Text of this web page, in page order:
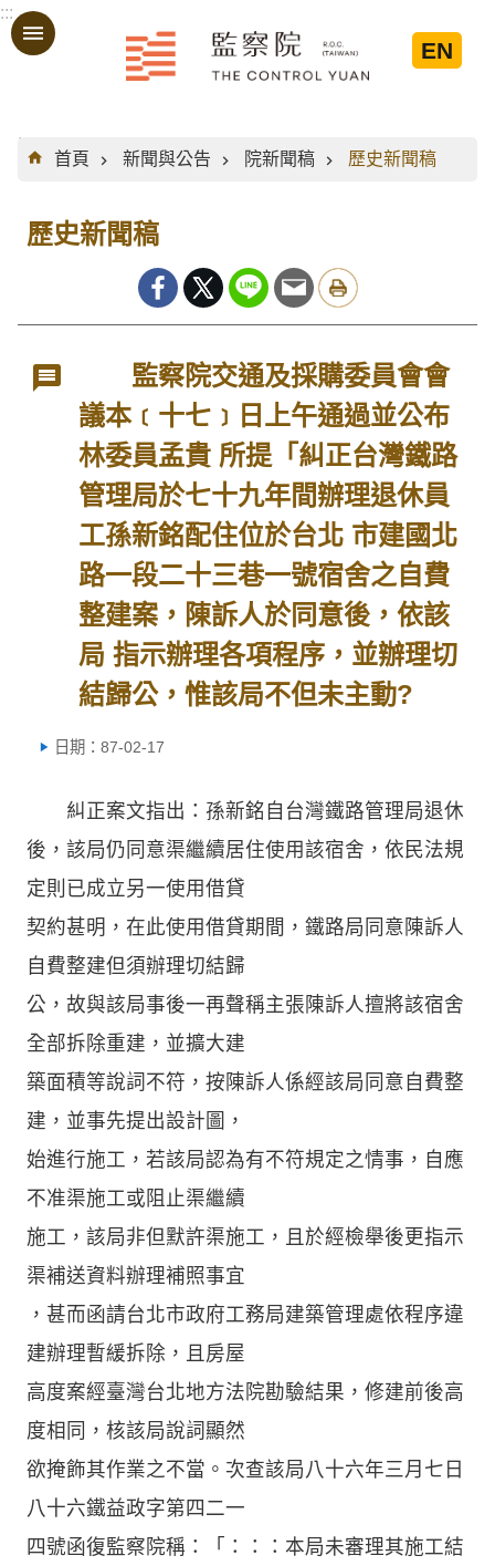
跳到主要內容區塊
:::
EN
:::
首頁
新聞與公告 院新聞稿 歷史新聞稿
歷史新聞稿
監察院交通及採購委員會會
議本﹝十七﹞日上午通過並公布
林委員孟貴 所提「糾正台灣鐵路
管理局於七十九年間辦理退休員
工孫新銘配住位於台北 市建國北
路一段二十三巷一號宿舍之自費
整建案，陳訴人於同意後，依該
局 指示辦理各項程序，並辦理切
結歸公，惟該局不但未主動?
日期：87-02-17
糾正案文指出：孫新銘自台灣鐵路管理局退休
後，該局仍同意渠繼續居住使用該宿舍，依民法規
定則已成立另一使用借貸
契約甚明，在此使用借貸期間，鐵路局同意陳訴人
自費整建但須辦理切結歸
公，故與該局事後一再聲稱主張陳訴人擅將該宿舍
全部拆除重建，並擴大建
築面積等說詞不符，按陳訴人係經該局同意自費整
建，並事先提出設計圖，
始進行施工，若該局認為有不符規定之情事，自應
不准渠施工或阻止渠繼續
施工，該局非但默許渠施工，且於經檢舉後更指示
渠補送資料辦理補照事宜
，甚而函請台北市政府工務局建築管理處依程序違
建辦理暫緩拆除，且房屋
高度案經臺灣台北地方法院勘驗結果，修建前後高
度相同，核該局說詞顯然
欲掩飾其作業之不當。次查該局八十六年三月七日
八十六鐵益政字第四二一
四號函復監察院稱：「：：：本局未審理其施工結